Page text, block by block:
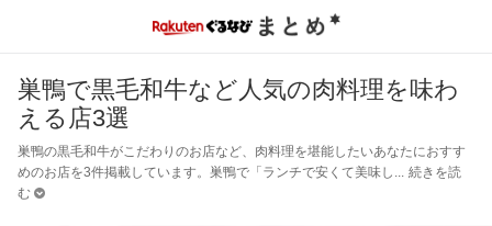
巣鴨で黒毛和牛など人気の肉料理を味わ
える店3選
巣鴨の黒毛和牛がこだわりのお店など、肉料理を堪能したいあなたにおすす
めのお店を3件掲載しています。巣鴨で「ランチで安くて美味し
続きを読
む